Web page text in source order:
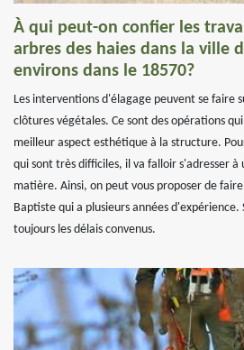
À qui peut-on confier les
arbres des haies dans la ville
environs dans le 18570?
Les interventions d'élagage peuvent se faire
clôtures végétales. Ce sont des opérations
meilleur aspect esthétique à la structure.
qui sont très difficiles, il va falloir s'adresser à
matière. Ainsi, on peut vous proposer de
Baptiste qui a plusieurs années d'expérience.
toujours les délais convenus.